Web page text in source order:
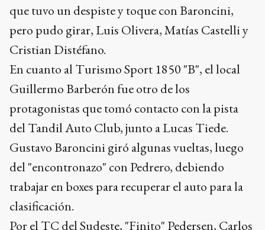
que tuvo un despiste y toque con Baroncini,
pero pudo girar, Luis Olivera, Matías Castelli y
Cristian Distéfano.
En cuanto al Turismo Sport 1850 "B", el local
Guillermo Barberón fue otro de los
protagonistas que tomó contacto con la pista
del Tandil Auto Club, junto a Lucas Tiede.
Gustavo Baroncini giró algunas vueltas, luego
del "encontronazo" con Pedrero, debiendo
trabajar en boxes para recuperar el auto para la
clasificación.
Por el TC del Sudeste, "Finito" Pedersen, Carlos